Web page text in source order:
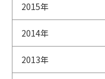
2015年
2014年
2013年